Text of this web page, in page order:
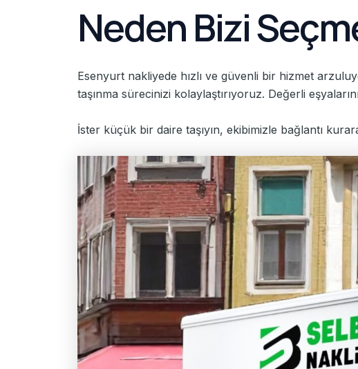
Neden Bizi
Esenyurt nakliyede hızlı ve güvenli bir hizmet
taşınma sürecinizi kolaylaştırıyoruz. Değerli
İster küçük bir daire taşıyın, ekibimizle bağlantı